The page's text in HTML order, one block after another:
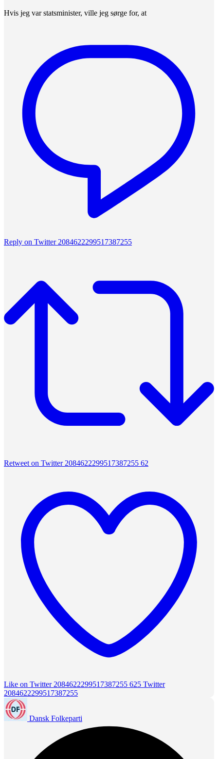
Hvis jeg var statsminister, ville jeg sørge for, at
Reply on Twitter 2084622299517387255
Retweet on Twitter 2084622299517387255 62
Like on Twitter 2084622299517387255 625 Twitter
2084622299517387255
Dansk Folkeparti